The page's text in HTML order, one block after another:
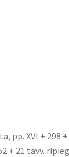
pp. XVI + 298
+ 21 tavv.